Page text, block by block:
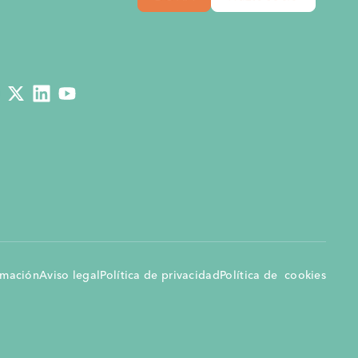
la
Aviso legalPolítica de privacidadPolítica de cookies